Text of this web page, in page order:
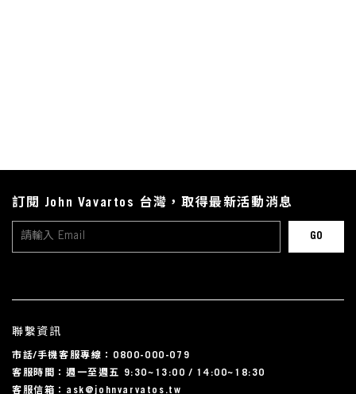
聯繫資訊
市話/手機客服專線：0800-000-079
客服時間：週一至週五 9:30~13:00 / 14:00~18:30
客服信箱：ask@johnvarvatos.tw
訂閱 John Vavartos 台灣，取得最新活動消息